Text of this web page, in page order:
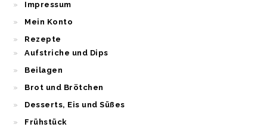
Impressum
Mein Konto
Rezepte
Aufstriche und Dips
Beilagen
Brot und Brötchen
Desserts, Eis und Süßes
Frühstück